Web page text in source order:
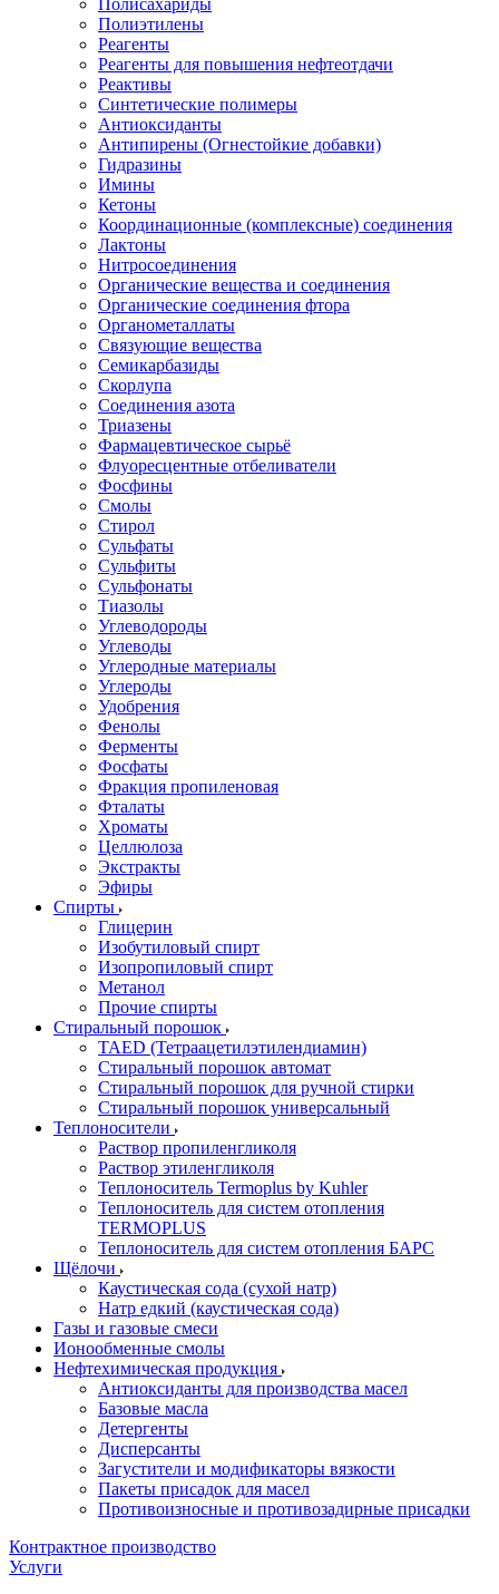
Полисахариды
Полиэтилены
Реагенты
Реагенты для повышения нефтеотдачи
Реактивы
Синтетические полимеры
Антиоксиданты
Антипирены (Огнестойкие добавки)
Гидразины
Имины
Кетоны
Координационные (комплексные) соединения
Лактоны
Нитросоединения
Органические вещества и соединения
Органические соединения фтора
Органометаллаты
Связующие вещества
Семикарбазиды
Скорлупа
Соединения азота
Триазены
Фармацевтическое сырьё
Флуоресцентные отбеливатели
Фосфины
Смолы
Стирол
Сульфаты
Сульфиты
Сульфонаты
Тиазолы
Углеводороды
Углеводы
Углеродные материалы
Углероды
Удобрения
Фенолы
Ферменты
Фосфаты
Фракция пропиленовая
Фталаты
Хроматы
Целлюлоза
Экстракты
Эфиры
Спирты
Глицерин
Изобутиловый спирт
Изопропиловый спирт
Метанол
Прочие спирты
Стиральный порошок
TAED (Тетраацетилэтилендиамин)
Стиральный порошок автомат
Стиральный порошок для ручной стирки
Стиральный порошок универсальный
Теплоносители
Раствор пропиленгликоля
Раствор этиленгликоля
Теплоноситель Termoplus by Kuhler
Теплоноситель для систем отопления
TERMOPLUS
Теплоноситель для систем отопления БАРС
Щёлочи
Каустическая сода (сухой натр)
Натр едкий (каустическая сода)
Газы и газовые смеси
Ионообменные смолы
Нефтехимическая продукция
Антиоксиданты для производства масел
Базовые масла
Детергенты
Дисперсанты
Загустители и модификаторы вязкости
Пакеты присадок для масел
Противоизносные и противозадирные присадки
Контрактное производство
Услуги